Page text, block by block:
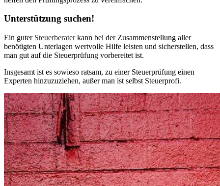
Unterstützung suchen!
Ein guter Steuerberaterkann bei der Zusammenstellung aller
benötigten Unterlagen wertvolle Hilfe leisten und sicherstellen, dass
man gut auf die Steuerprüfung vorbereitet ist.
Insgesamt ist es sowieso ratsam, zu einer Steuerprüfung einen
Experten hinzuzuziehen, außer man ist selbst Steuerprofi.